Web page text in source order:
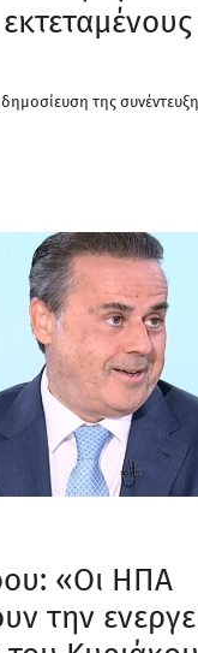
της
«Οι ΗΠΑ
την